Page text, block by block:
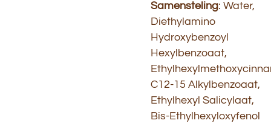
Samensteling: Water,
Diethylamino
Hydroxybenzoyl
Hexylbenzoaat,
C12-15 Alkylbenzoaat,
Ethylhexyl Salicylaat,
Bis-Ethylhexyloxyfenol